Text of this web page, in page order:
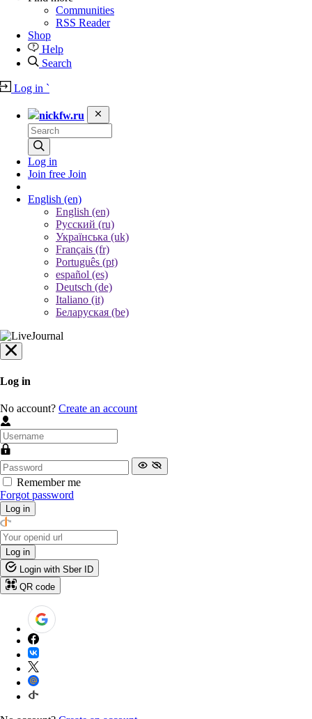
Communities
RSS Reader
Shop
Help
Search
Log in `
nickfw.ru
Log in
Join free Join
English (en)
English (en)
Русский (ru)
Українська (uk)
Français (fr)
Português (pt)
español (es)
Deutsch (de)
Italiano (it)
Беларуская (be)
Log in
No account? Create an account
Remember me
Forgot password
Log in
Log in
Login with Sber ID
QR code